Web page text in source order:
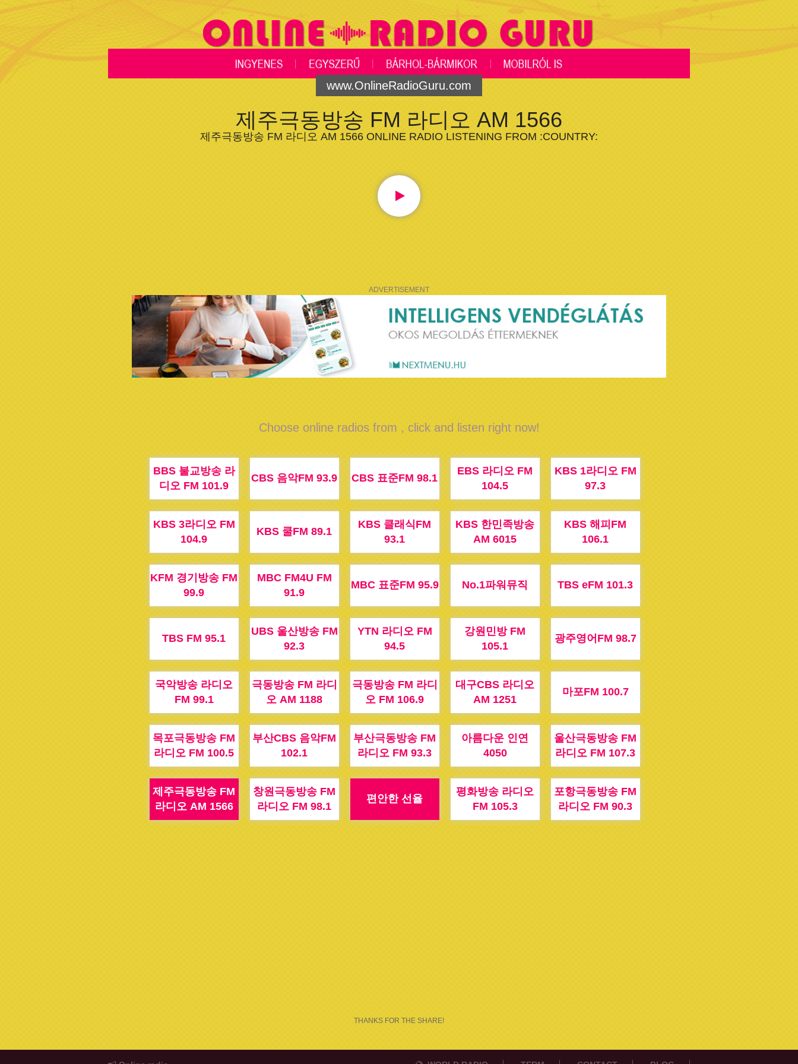
www.OnlineRadioGuru.com
제주극동방송 FM 라디오 AM 1566
제주극동방송 FM 라디오 AM 1566 ONLINE RADIO LISTENING FROM :COUNTRY:
ADVERTISEMENT
Choose online radios from , click and listen right now!
BBS 불교방송 라
디오 FM 101.9
CBS 음악FM 93.9 CBS 표준FM 98.1
EBS 라디오 FM
104.5
KBS 1라디오 FM
97.3
KBS 3라디오 FM
104.9
KBS 쿨FM 89.1
KBS 클래식FM
93.1
KBS 한민족방송
AM 6015
KBS 해피FM
106.1
KFM 경기방송 FM
99.9
MBC FM4U FM
91.9
MBC 표준FM 95.9 No.1파워뮤직 TBS eFM 101.3
TBS FM 95.1
UBS 울산방송 FM
92.3
YTN 라디오 FM
94.5
강원민방 FM
105.1
광주영어FM 98.7
국악방송 라디오
FM 99.1
극동방송 FM 라디
오 AM 1188
극동방송 FM 라디
오 FM 106.9
대구CBS 라디오
AM 1251
마포FM 100.7
목포극동방송 FM
라디오 FM 100.5
부산CBS 음악FM
102.1
부산극동방송 FM
라디오 FM 93.3
아름다운 인연
4050
울산극동방송 FM
라디오 FM 107.3
제주극동방송 FM
라디오 AM 1566
창원극동방송 FM
라디오 FM 98.1
편안한 선율
평화방송 라디오
FM 105.3
포항극동방송 FM
라디오 FM 90.3
THANKS FOR THE SHARE!